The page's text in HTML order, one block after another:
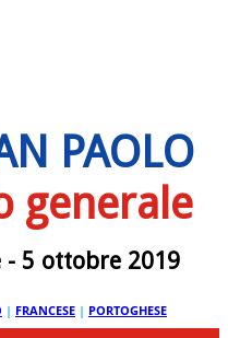
PAOLO
generale
5 ottobre 2019
| FRANCESE | PORTOGHESE